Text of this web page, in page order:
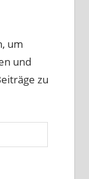
um
und
zu